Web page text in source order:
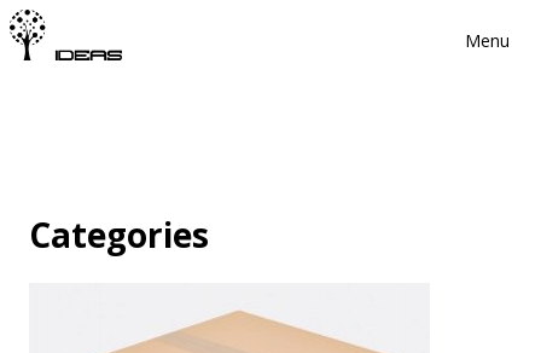
Menu
Categories